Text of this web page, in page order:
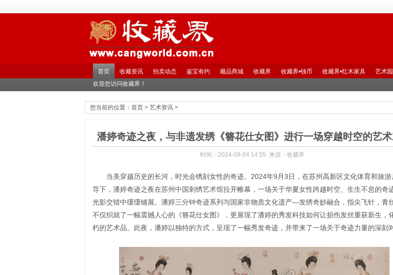
首页 收藏资讯 拍卖动态 鉴宝有约 藏品商城 收藏界 收藏界•钱币 收藏界•红木家具 艺术
欢迎您访问收藏界！
您当前的位置： 首页 > 艺术资讯 >
潘婷奇迹之夜，与非遗发绣《簪花仕女图》进行一场穿越时空的艺
时间：2024-09-04 14:55 来源：收藏界
当美穿越历史的长河，时光会镌刻女性的奇迹。2024年9月3日，在苏州高新区文化体育和旅游
导下，潘婷奇迹之夜在苏州中国刺绣艺术馆拉开帷幕，一场关于华夏女性跨越时空、生生不息的奇
光影交错中缓缓铺展。潘婷三分钟奇迹系列与国家非物质文化遗产—发绣奇妙融合，指尖飞针，青
不仅织就了一幅震撼人心的《簪花仕女图》，更展现了潘婷的秀发科技如何让损伤发丝重获新生，
朽的艺术品。此夜，潘婷以独特的方式，呈现了一幅秀发奇迹，并带来了一场关于奇迹力量的深刻